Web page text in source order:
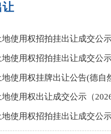
让
使用权招拍挂出让成交公示
使用权招拍挂出让成交公
使用权挂牌出让公告(德自
使用权出让成交公示（
使用权招拍挂出让成交公示